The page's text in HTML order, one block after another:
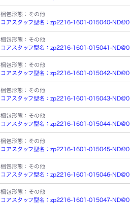
梱包形態：その他
コアスタッフ型名：zp2216-1601-015040-ND@0
梱包形態：その他
コアスタッフ型名：zp2216-1601-015041-ND@0
梱包形態：その他
コアスタッフ型名：zp2216-1601-015042-ND@0
梱包形態：その他
コアスタッフ型名：zp2216-1601-015043-ND@0
梱包形態：その他
コアスタッフ型名：zp2216-1601-015044-ND@0
梱包形態：その他
コアスタッフ型名：zp2216-1601-015045-ND@0
梱包形態：その他
コアスタッフ型名：zp2216-1601-015046-ND@0
梱包形態：その他
コアスタッフ型名：zp2216-1601-015047-ND@0